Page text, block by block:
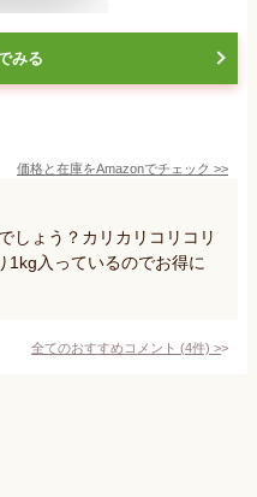
みる
価格と在庫をAmazonでチェック >>
しょう？カリカリコリコリ
1kg入っているのでお得に
全てのおすすめコメント (4件) >